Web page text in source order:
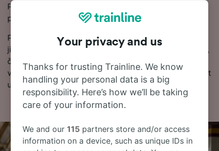
Použijte náš Plánovač cest v horní části stránky k
porovnání cen jízdenek a najděte to nejnižší jízdné.
Pokud chcete o cestě vědět více, podívejte se na
jízdní řády, tipy, jak rezervovat levné vlakové jízdenky,
často kladené otázky a první a poslední odjezdy
vlaků). Chcete přejít přímo k rezervaci? Začněte hledat
u nás ještě dnes.
Your privacy and us
Thanks for trusting Trainline. We know
handling your personal data is a big
responsibility. Here’s how we’ll be taking
care of your information.
We and our115 partners store and/or access
information on a device, such as unique IDs in